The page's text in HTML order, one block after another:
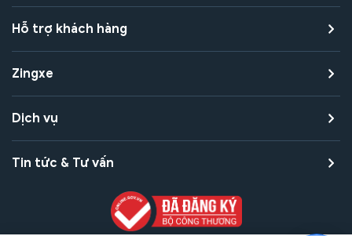
Hỗ trợ khách hàng
Zingxe
Dịch vụ
Tin tức & Tư vấn